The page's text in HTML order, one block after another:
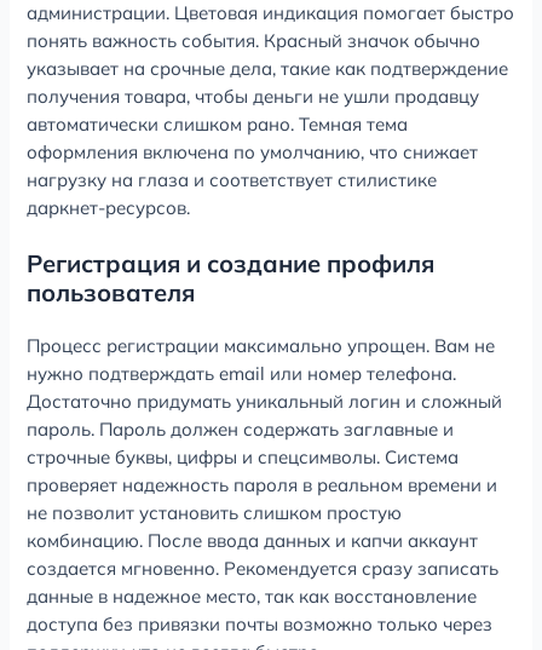
администрации. Цветовая индикация помогает быстро
понять важность события. Красный значок обычно
указывает на срочные дела, такие как подтверждение
получения товара, чтобы деньги не ушли продавцу
автоматически слишком рано. Темная тема
оформления включена по умолчанию, что снижает
нагрузку на глаза и соответствует стилистике
даркнет-ресурсов.
Регистрация и создание профиля
пользователя
Процесс регистрации максимально упрощен. Вам не
нужно подтверждать email или номер телефона.
Достаточно придумать уникальный логин и сложный
пароль. Пароль должен содержать заглавные и
строчные буквы, цифры и спецсимволы. Система
проверяет надежность пароля в реальном времени и
не позволит установить слишком простую
комбинацию. После ввода данных и капчи аккаунт
создается мгновенно. Рекомендуется сразу записать
данные в надежное место, так как восстановление
доступа без привязки почты возможно только через